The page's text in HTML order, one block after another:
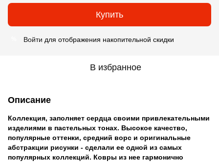
Купить
Войти для отображения накопительной скидки
В избранное
Описание
Коллекция, заполняет сердца своими привлекательными
изделиями в пастельных тонах. Высокое качество,
популярные оттенки, средний ворс и оригинальные
абстракции рисунки - сделали ее одной из самых
популярных коллекций. Ковры из нее гармонично